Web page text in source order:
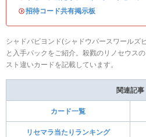
・招待コード共有掲示板
シャドバビヨンド(シャドウバースワールズ
と入手パックをご紹介。殺戮のリノセウス
スト違いカードを記載しています。
関連記事
カード一覧
リセマラ当たりランキング